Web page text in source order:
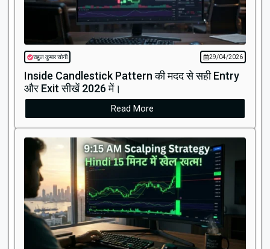
राहुल कुमार सोनी 29/04/2026
Inside Candlestick Pattern की मदद से सही Entry
और Exit सीखें 2026 में।
Read More